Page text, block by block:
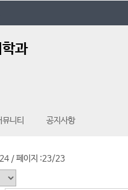
과
뮤니티 공지사항
/페이지 :23/23